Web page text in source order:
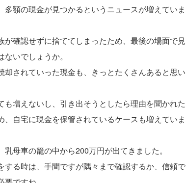
額の現金が見つかるというニュースが増えていま
が確認せずに捨ててしまったため、最後の場面で見
いでしょうか。
却されていった現金も、きっとたくさんあると思い
増えないし、引き出そうとしたら理由を聞かれた
、自宅に現金を保管されているケースも増えていま
母車の籠の中から200万円が出てきました。
する時は、手間ですが隅々まで確認するか、信頼で